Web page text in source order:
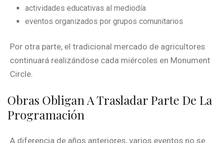
actividades educativas al mediodía
eventos organizados por grupos comunitarios
Por otra parte, el tradicional mercado de agricultores
continuará realizándose cada miércoles en Monument
Circle.
Obras Obligan A Trasladar Parte De La
Programación
A diferencia de años anteriores, varios eventos no se